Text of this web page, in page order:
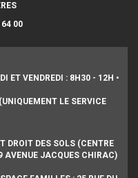
00
ET VENDREDI : 8H30 - 12H •
LE SERVICE
DROIT DES SOLS (CENTRE
AVENUE JACQUES CHIRAC)